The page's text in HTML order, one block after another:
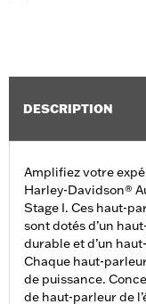
DESCRIPTION
Amplifiez votre
Harley-Davidson®
Stage I. Ces haut-
sont dotés d’un
durable et d’un
Chaque haut-
de puissance.
de haut-parleur de